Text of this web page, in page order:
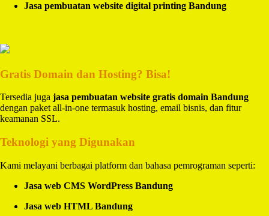
Jasa pembuatan website digital printing Bandung
Gratis Domain dan Hosting? Bisa!
Tersedia juga jasa pembuatan website gratis domain Bandung
dengan paket all-in-one termasuk hosting, email bisnis, dan fitur
keamanan SSL.
Teknologi yang Digunakan
Kami melayani berbagai platform dan bahasa pemrograman seperti:
Jasa web CMS WordPress Bandung
Jasa web HTML Bandung